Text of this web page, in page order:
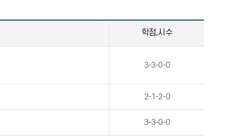
학점,시수
3-3-0-0
2-1-2-0
3-3-0-0